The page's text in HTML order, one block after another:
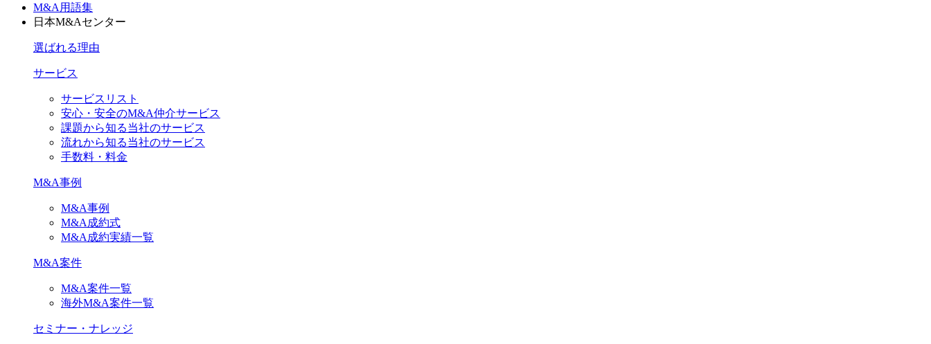
M&A用語集
日本M&Aセンター
選ばれる理由
サービス
サービスリスト
安心・安全のM&A仲介サービス
課題から知る当社のサービス
流れから知る当社のサービス
手数料・料金
M&A事例
M&A事例
M&A成約式
M&A成約実績一覧
M&A案件
M&A案件一覧
海外M&A案件一覧
セミナー・ナレッジ